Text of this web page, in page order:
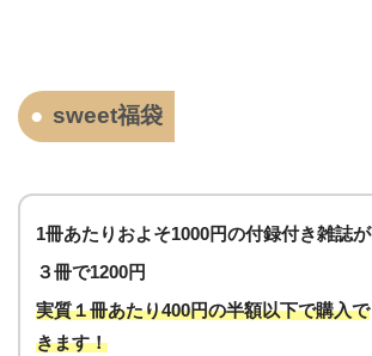
sweet福袋
1冊あたりおよそ1000円の付録付き雑誌が
３冊で1200円
実質１冊あたり400円の半額以下で購入で
きます！